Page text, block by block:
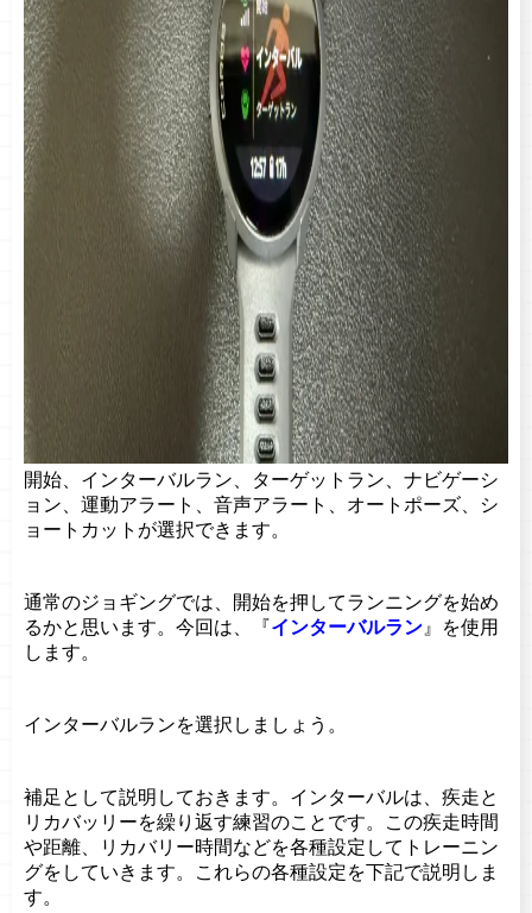
開始、インターバルラン、ターゲットラン、ナビゲーシ
ョン、運動アラート、音声アラート、オートポーズ、シ
ョートカットが選択できます。
通常のジョギングでは、開始を押してランニングを始め
るかと思います。今回は、『インターバルラン 』を使用
します。
インターバルランを選択しましょう。
補足として説明しておきます。インターバルは、疾走と
リカバッリーを繰り返す練習のことです。この疾走時間
や距離、リカバリー時間などを各種設定してトレーニン
グをしていきます。これらの各種設定を下記で説明しま
す。